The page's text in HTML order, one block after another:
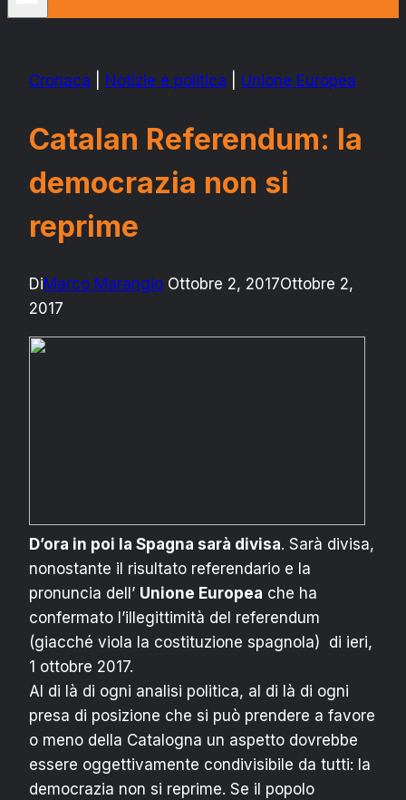
Cronaca Notizie e politica Unione Europea
Catalan Referendum: la
democrazia non si
reprime
DiMarco Marangio Ottobre 2, 2017Ottobre 2,
2017
D’ora in poi la Spagna sarà divisa. Sarà divisa,
nonostante il risultato referendario e la
pronuncia dell’ Unione Europea che ha
confermato l’illegittimità del referendum
(giacché viola la costituzione spagnola) di ieri,
1 ottobre 2017.
Al di là di ogni analisi politica, al di là di ogni
presa di posizione che si può prendere a favore
o meno della Catalogna un aspetto dovrebbe
essere oggettivamente condivisibile da tutti: la
democrazia non si reprime. Se il popolo